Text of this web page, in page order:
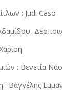
: Judi Caso
: Βενετία
: Βαγγέλης